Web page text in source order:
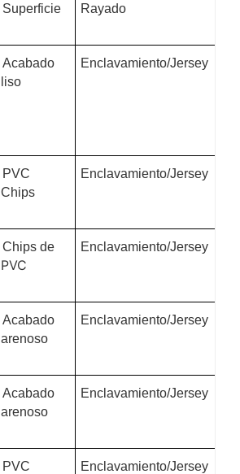
Superficie Rayado
Acabado
liso
Enclavamiento/Jersey
PVC
Chips
Enclavamiento/Jersey
Chips de
PVC
Enclavamiento/Jersey
Acabado
arenoso
Enclavamiento/Jersey
Acabado
arenoso
Enclavamiento/Jersey
PVC
Enclavamiento/Jersey